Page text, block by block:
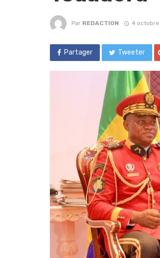
Par REDACTION 4 octobre
Partager Tweeter